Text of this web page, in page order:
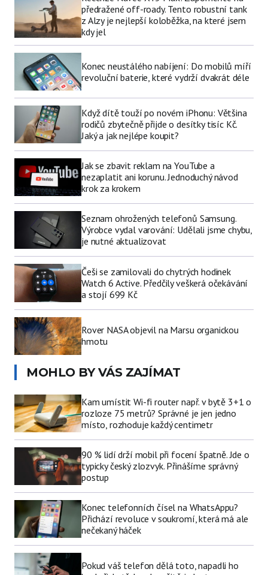
předražené off-roady. Tento robustní tank
z Alzy je nejlepší koloběžka, na které jsem
kdy jel
Konec neustálého nabíjení: Do mobilů míří
revoluční baterie, které vydrží dvakrát déle
Když dítě touží po novém iPhonu: Většina
rodičů zbytečně přijde o desítky tisíc Kč.
Jaký a jak nejlépe koupit?
Jak se zbavit reklam na YouTube a
nezaplatit ani korunu. Jednoduchý návod
krok za krokem
Seznam ohrožených telefonů Samsung.
Výrobce vydal varování: Udělali jsme chybu,
je nutné aktualizovat
Češi se zamilovali do chytrých hodinek
Watch 6 Active. Předčily veškerá očekávání
a stojí 699 Kč
Rover NASA objevil na Marsu organickou
hmotu
MOHLO BY VÁS ZAJÍMAT
Kam umístit Wi-fi router např. v bytě 3+1 o
rozloze 75 metrů? Správné je jen jedno
místo, rozhoduje každý centimetr
90 % lidí drží mobil při focení špatně. Jde o
typicky český zlozvyk. Přinášíme správný
postup
Konec telefonních čísel na WhatsAppu?
Přichází revoluce v soukromí, která má ale
nečekaný háček
Pokud váš telefon dělá toto, napadli ho